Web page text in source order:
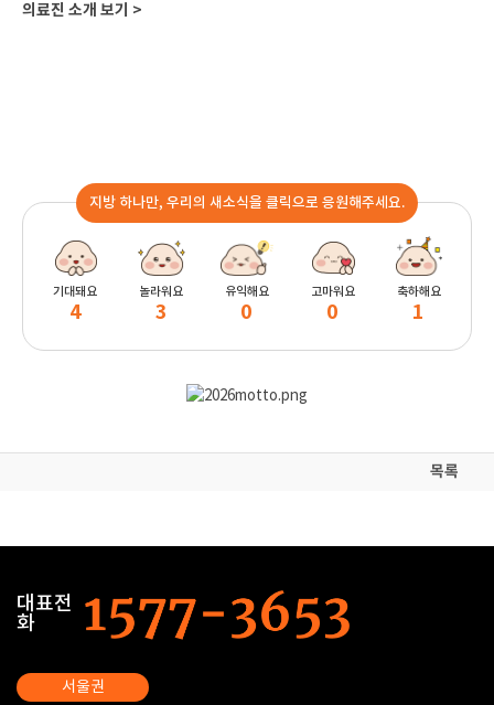
의료진 소개 보기 >
지방 하나만, 우리의 새소식을 클릭으로 응원해주세요.
기대돼요
4
놀라워요
3
유익해요
0
고마워요
0
축하해요
1
목록
대표전
화